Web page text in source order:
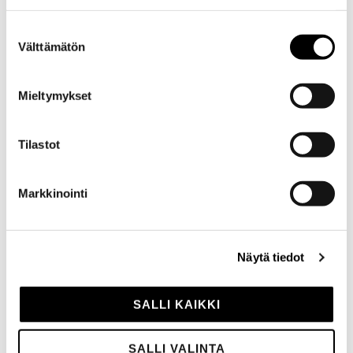
valinta
Välttämätön
Mieltymykset
Tilastot
Markkinointi
Näytä tiedot
SALLI KAIKKI
SALLI VALINTA